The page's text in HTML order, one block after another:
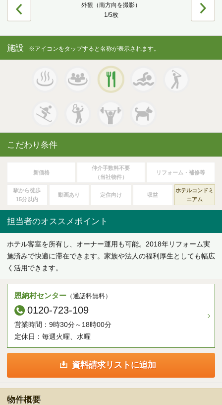
外観（南方向を撮影）
1/5枚
施設 ※アイコンをタップすると名称が表示されます。
こだわり条件
新価格
仲介手数料不要
（当社物件）
リフォーム・補修等
駅から徒歩
15分以内
動画あり 定住向け 収益
ホテルコンドミ
ニアム
担当者のオススメポイント
ホテル客室を所有し、オーナー運用も可能。2018年リフォーム実
施済みで快適に滞在できます。家族や法人の福利厚生としても幅広
く活用できます。
恩納村センター（通話料無料）
0120-723-109
営業時間：9時30分～18時00分
定休日：毎週火曜、水曜
資料請求リストに追加
物件概要
リゾートSTYLE
リゾートに関する様々なお役立ち情報をお届け
その他の事業・サービス
受託販売システム
ご契約後アンケートのご案内